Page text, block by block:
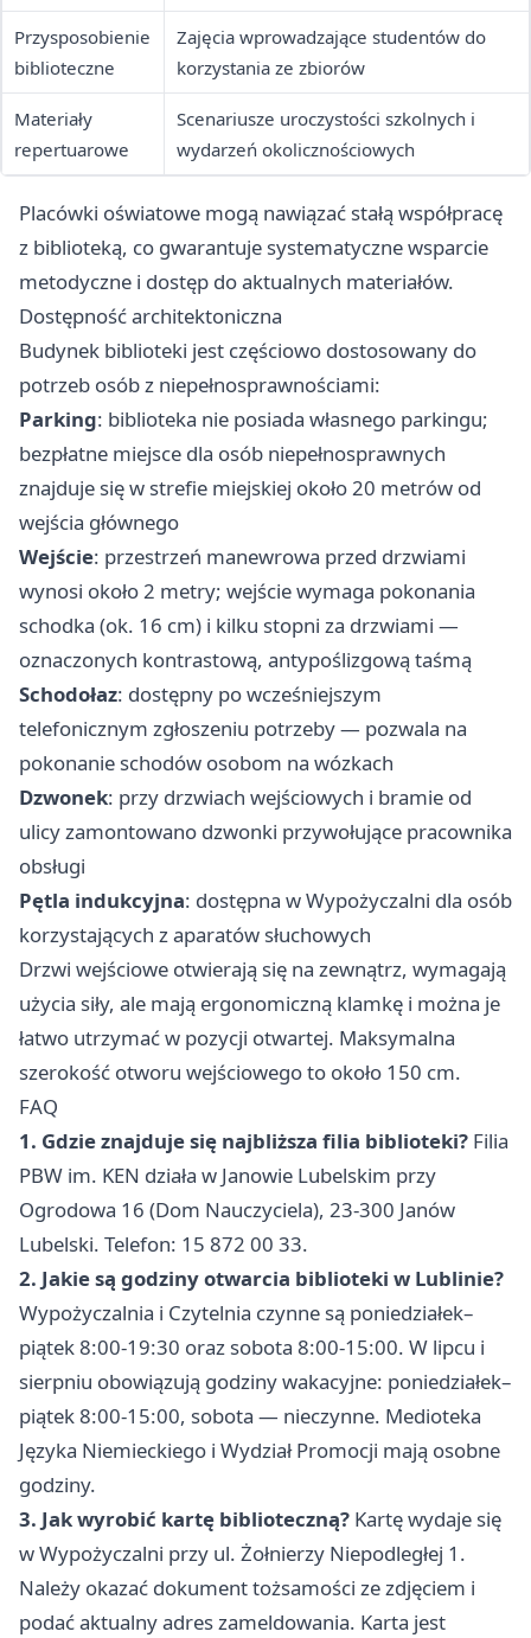
Przysposobienie
biblioteczne
Zajęcia wprowadzające studentów do
korzystania ze zbiorów
Materiały
repertuarowe
Scenariusze uroczystości szkolnych i
wydarzeń okolicznościowych
Placówki oświatowe mogą nawiązać stałą współpracę
z biblioteką, co gwarantuje systematyczne wsparcie
metodyczne i dostęp do aktualnych materiałów.
Dostępność architektoniczna
Budynek biblioteki jest częściowo dostosowany do
potrzeb osób z niepełnosprawnościami:
Parking: biblioteka nie posiada własnego parkingu;
bezpłatne miejsce dla osób niepełnosprawnych
znajduje się w strefie miejskiej około 20 metrów od
wejścia głównego
Wejście: przestrzeń manewrowa przed drzwiami
wynosi około 2 metry; wejście wymaga pokonania
schodka (ok. 16 cm) i kilku stopni za drzwiami —
oznaczonych kontrastową, antypoślizgową taśmą
Schodołaz: dostępny po wcześniejszym
telefonicznym zgłoszeniu potrzeby — pozwala na
pokonanie schodów osobom na wózkach
Dzwonek: przy drzwiach wejściowych i bramie od
ulicy zamontowano dzwonki przywołujące pracownika
obsługi
Pętla indukcyjna: dostępna w Wypożyczalni dla osób
korzystających z aparatów słuchowych
Drzwi wejściowe otwierają się na zewnątrz, wymagają
użycia siły, ale mają ergonomiczną klamkę i można je
łatwo utrzymać w pozycji otwartej. Maksymalna
szerokość otworu wejściowego to około 150 cm.
FAQ
1. Gdzie znajduje się najbliższa filia biblioteki? Filia
PBW im. KEN działa w Janowie Lubelskim przy
Ogrodowa 16 (Dom Nauczyciela), 23-300 Janów
Lubelski. Telefon: 15 872 00 33.
2. Jakie są godziny otwarcia biblioteki w Lublinie?
Wypożyczalnia i Czytelnia czynne są poniedziałek–
piątek 8:00-19:30 oraz sobota 8:00-15:00. W lipcu i
sierpniu obowiązują godziny wakacyjne: poniedziałek–
piątek 8:00-15:00, sobota — nieczynne. Medioteka
Języka Niemieckiego i Wydział Promocji mają osobne
godziny.
3. Jak wyrobić kartę biblioteczną? Kartę wydaje się
w Wypożyczalni przy ul. Żołnierzy Niepodległej 1.
Należy okazać dokument tożsamości ze zdjęciem i
podać aktualny adres zameldowania. Karta jest